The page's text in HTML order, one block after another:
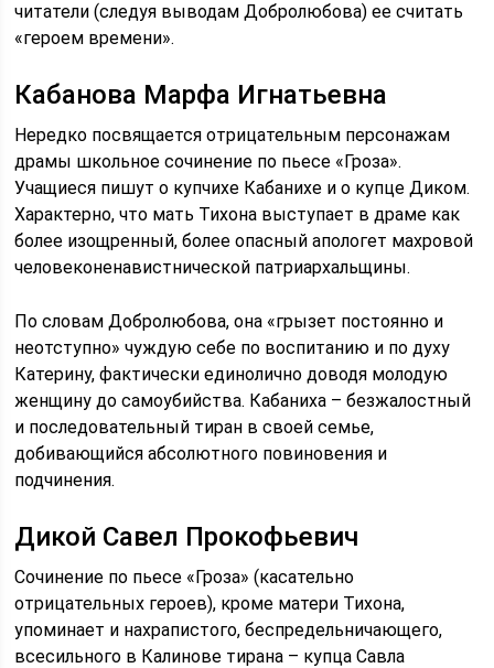
читатели (следуя выводам Добролюбова) ее считать
«героем времени».
Кабанова Марфа Игнатьевна
Нередко посвящается отрицательным персонажам
драмы школьное сочинение по пьесе «Гроза».
Учащиеся пишут о купчихе Кабанихе и о купце Диком.
Характерно, что мать Тихона выступает в драме как
более изощренный, более опасный апологет махровой
человеконенавистнической патриархальщины.
По словам Добролюбова, она «грызет постоянно и
неотступно» чуждую себе по воспитанию и по духу
Катерину, фактически единолично доводя молодую
женщину до самоубийства. Кабаниха – безжалостный
и последовательный тиран в своей семье,
добивающийся абсолютного повиновения и
подчинения.
Дикой Савел Прокофьевич
Сочинение по пьесе «Гроза» (касательно
отрицательных героев), кроме матери Тихона,
упоминает и нахрапистого, беспредельничающего,
всесильного в Калинове тирана – купца Савла